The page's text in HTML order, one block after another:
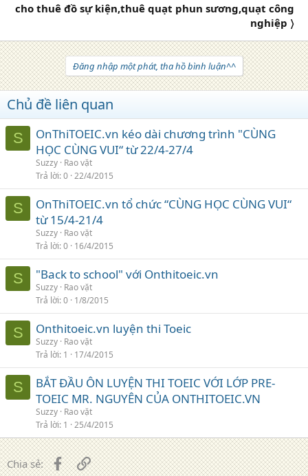
cho thuê đồ sự kiện,thuê quạt phun sương,quạt công
nghiệp 〉
Đăng nhập một phát, tha hồ bình luận^^
Chủ đề liên quan
S
OnThiTOEIC.vn kéo dài chương trình "CÙNG
HỌC CÙNG VUI“ từ 22/4-27/4
Suzzy Rao vặt
Trả lời 0 22/4/2015
S
OnThiTOEIC.vn tổ chức “CÙNG HỌC CÙNG VUI“
từ 15/4-21/4
Suzzy Rao vặt
Trả lời 0 16/4/2015
S "Back to school" với Onthitoeic.vn
Suzzy Rao vặt
Trả lời 0 1/8/2015
S Onthitoeic.vn luyện thi Toeic
Suzzy Rao vặt
Trả lời 1 17/4/2015
S
BẮT ĐẦU ÔN LUYỆN THI TOEIC VỚI LỚP PRE-
TOEIC MR. NGUYÊN CỦA ONTHITOEIC.VN
Suzzy Rao vặt
Trả lời 1 25/4/2015
Chia sẻ: FacebookLiên kết